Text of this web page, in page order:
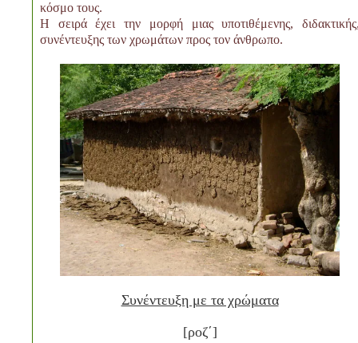
κόσμο τους.
Η σειρά έχει την μορφή μιας υποτιθέμενης,
συνέντευξης των χρωμάτων προς τον άνθρωπο.
Συνέντευξη με τα χρώματα
[ροζ΄]